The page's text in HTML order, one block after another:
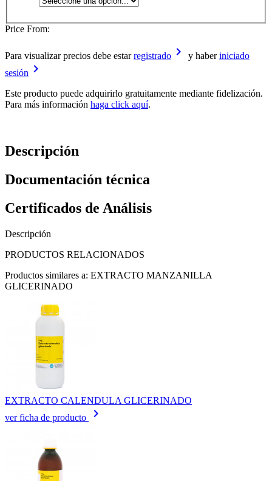
Price From:
Para visualizar precios debe estarregistrado keyboard_arrow_right y haberiniciado
sesión keyboard_arrow_right
Este producto puede adquirirlo gratuitamente mediante fidelización.
Para más información haga click aquí.
Descripción
Documentación técnica
Certificados de Análisis
Descripción
PRODUCTOS RELACIONADOS
Productos similares a: EXTRACTO MANZANILLA
GLICERINADO
EXTRACTO CALENDULA GLICERINADO
ver ficha de producto
keyboard_arrow_right